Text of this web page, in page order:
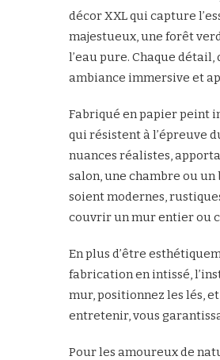
décor XXL qui capture
majestueux, une forêt
l’eau pure. Chaque
ambiance immersive et
Fabriqué en papier peint
qui résistent à l’épreuve
nuances réalistes,
salon, une chambre ou un
soient modernes,
couvrir un mur entier ou
En plus d’être
fabrication en intissé,
mur, positionnez les lés,
entretenir, vous
Pour les amoureux de